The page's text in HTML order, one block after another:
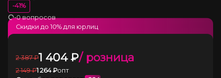
-41%
Загрузка
•0 вопросов
2 387 ₽1 404₽/ розница
2 149 ₽1 264₽опт
Скидки до 10% для юрлиц